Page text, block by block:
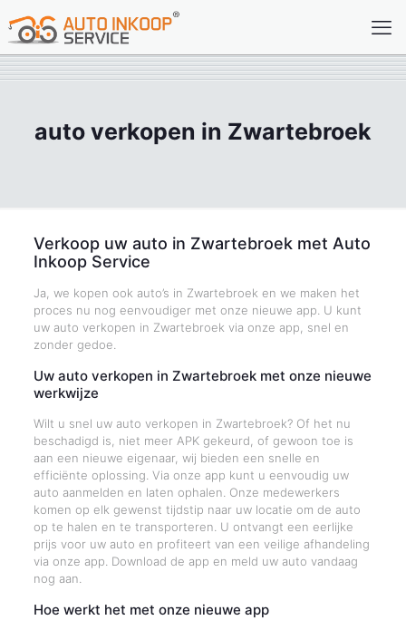
auto verkopen in Zwartebroek
Verkoop uw auto in Zwartebroek met Auto
Inkoop Service
Ja, we kopen ook auto’s in Zwartebroek en we maken het
proces nu nog eenvoudiger met onze nieuwe app. U kunt
uw auto verkopen in Zwartebroek via onze app, snel en
zonder gedoe.
Uw auto verkopen in Zwartebroek met onze nieuwe
werkwijze
Wilt u snel uw auto verkopen in Zwartebroek? Of het nu
beschadigd is, niet meer APK gekeurd, of gewoon toe is
aan een nieuwe eigenaar, wij bieden een snelle en
efficiënte oplossing. Via onze app kunt u eenvoudig uw
auto aanmelden en laten ophalen. Onze medewerkers
komen op elk gewenst tijdstip naar uw locatie om de auto
op te halen en te transporteren. U ontvangt een eerlijke
prijs voor uw auto en profiteert van een veilige afhandeling
via onze app. Download de app en meld uw auto vandaag
nog aan.
Hoe werkt het met onze nieuwe app